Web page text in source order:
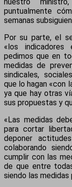
puntualmente
semanas
Por su parte, el
«los indicadores
pedimos que en
medidas de
sindicales,
que lo hagan «con
ya que hay otras
sus propuestas y
«Las medidas
para cortar
deponer
colaborando
cumplir con las
de que entre
siendo las